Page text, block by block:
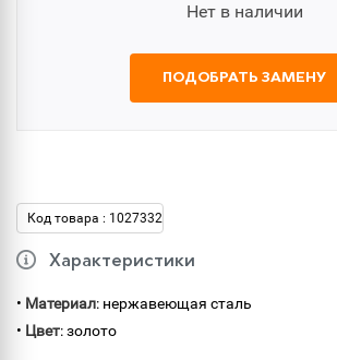
Нет в наличии
ПОДОБРАТЬ ЗАМЕНУ
Код товара : 1027332
Характеристики
• Материал: нержавеющая сталь
• Цвет: золото